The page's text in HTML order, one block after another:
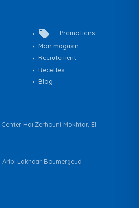
local_offer
Promotions
Mon magasin
Recrutement
Recettes
Blog
Haï Zerhouni Mokhtar, El
Aribi Lakhdar Boumergeud